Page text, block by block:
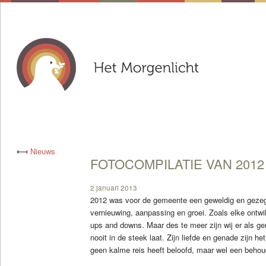
⟻ Nieuws
FOTOCOMPILATIE VAN 2012
2 januari 2013
2012 was voor de gemeente een geweldig en
vernieuwing, aanpassing en groei. Zoals elke
ups and downs. Maar des te meer zijn wij er als
nooit in de steek laat. Zijn liefde en genade zijn
geen kalme reis heeft beloofd, maar wel een